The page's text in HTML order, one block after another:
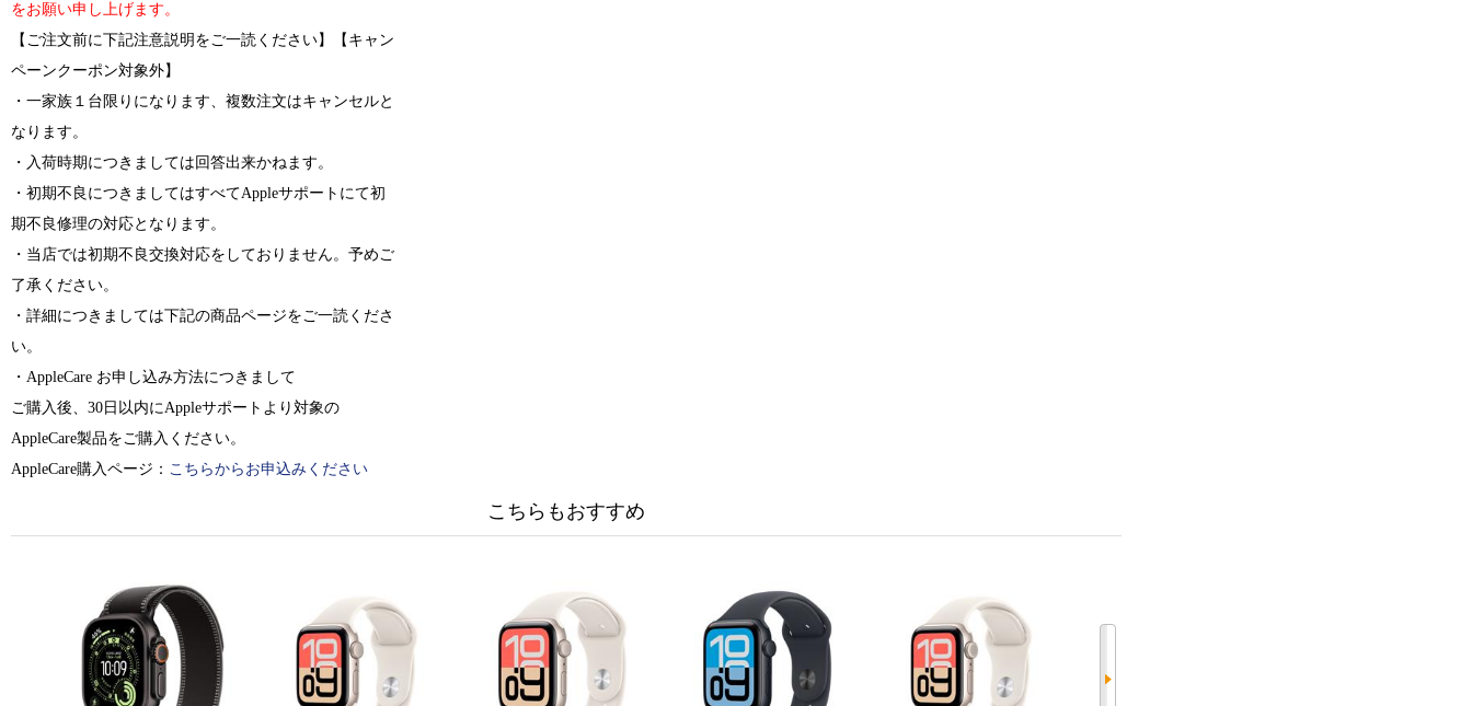
をお願い申し上げます。
【ご注文前に下記注意説明をご一読ください】【キャン
ペーンクーポン対象外】
・一家族１台限りになります、複数注文はキャンセルと
なります。
・入荷時期につきましては回答出来かねます。
・初期不良につきましてはすべてAppleサポートにて初
期不良修理の対応となります。
・当店では初期不良交換対応をしておりません。予めご
了承ください。
・詳細につきましては下記の商品ページをご一読くださ
い。
・AppleCare お申し込み方法につきまして
ご購入後、30日以内にAppleサポートより対象の
AppleCare製品をご購入ください。
AppleCare購入ページ： こちらからお申込みください
こちらもおすすめ